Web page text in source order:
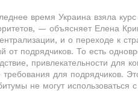
время Украина взяла
— объясняет Елена
и о переходе к
от подрядчиков. То есть
привлекательности для
требования для подрядчиков.
не могут использоваться